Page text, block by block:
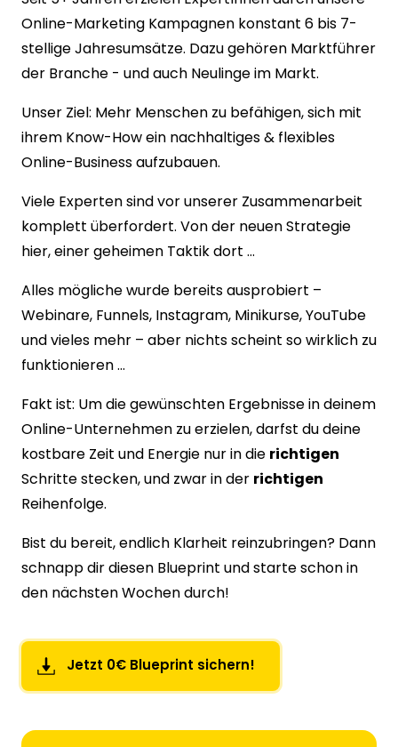
Online-Marketing Kampagnen konstant 6 bis 7-
stellige Jahresumsätze. Dazu gehören Marktführer
der Branche - und auch Neulinge im Markt.
Unser Ziel: Mehr Menschen zu befähigen, sich mit
ihrem Know-How ein nachhaltiges & flexibles
Online-Business aufzubauen.
Viele Experten sind vor unserer Zusammenarbeit
komplett überfordert. Von der neuen Strategie
hier, einer geheimen Taktik dort ...
Alles mögliche wurde bereits ausprobiert –
Webinare, Funnels, Instagram, Minikurse, YouTube
und vieles mehr – aber nichts scheint so wirklich zu
funktionieren ...
Fakt ist: Um die gewünschten Ergebnisse in deinem
Online-Unternehmen zu erzielen, darfst du deine
kostbare Zeit und Energie nur in die richtigen
Schritte stecken, und zwar in der richtigen
Reihenfolge.
Bist du bereit, endlich Klarheit reinzubringen? Dann
schnapp dir diesen Blueprint und starte schon in
den nächsten Wochen durch!
Jetzt 0€ Blueprint sichern!